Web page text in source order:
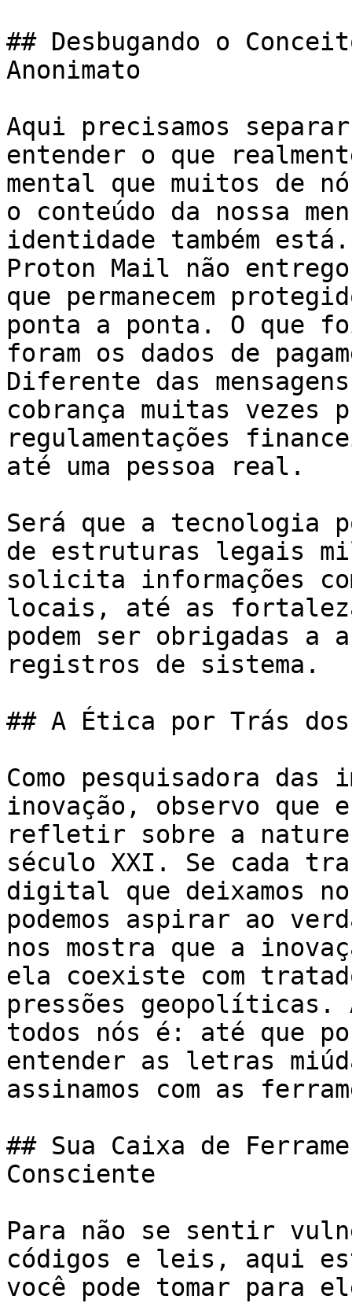
## Desbugando o
Anonimato
Aqui precisamos
entender o que
mental que muitos de
o conteúdo da nossa
identidade também
Proton Mail não
que permanecem
ponta a ponta. O que
foram os dados de
Diferente das
cobrança muitas vezes
regulamentações
até uma pessoa real.
Será que a tecnologia
de estruturas legais
solicita informações
locais, até as
podem ser obrigadas a
registros de sistema.
## A Ética por Trás dos
Como pesquisadora
inovação, observo que
refletir sobre a
século XXI. Se cada
digital que deixamos
podemos aspirar ao
nos mostra que a
ela coexiste com
pressões geopolíticas.
todos nós é: até que
entender as letras
assinamos com as
## Sua Caixa de
Consciente
Para não se sentir
códigos e leis, aqui
você pode tomar para